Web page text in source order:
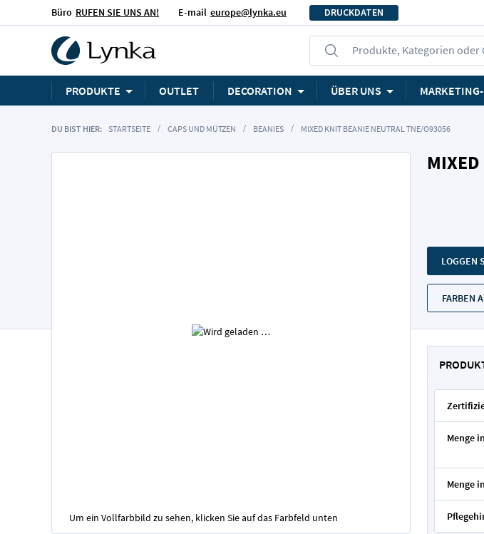
Büro RUFEN SIE UNS AN! E-mail europe@lynka.eu DRUCKDATEN
Produkte, Kategorien oder
PRODUKTE OUTLET DECORATION ÜBER UNS
DU BIST HIER: STARTSEITE CAPS UND MÜTZEN BEANIES MIXED KNIT BEANIE NEUTRAL TNE/O93056
LOGGEN
FARBEN
Um ein Vollfarbbild zu sehen, klicken Sie auf das Farbfeld unten
Menge
Menge